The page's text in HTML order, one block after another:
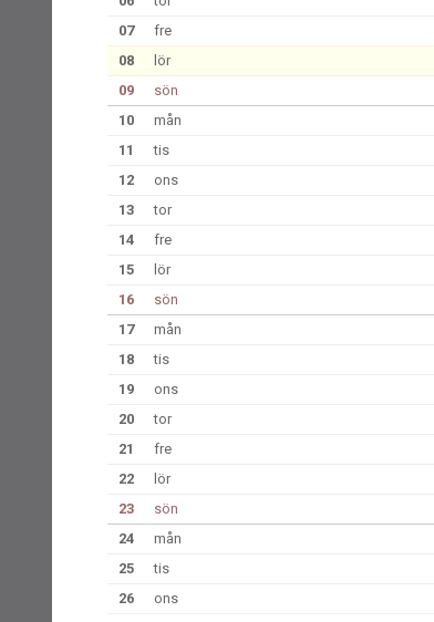
07
fre
08
lör
09
sön
10
mån
11
tis
12
ons
13
tor
14
fre
15
lör
16
sön
17
mån
18
tis
19
ons
20
tor
21
fre
22
lör
23
sön
24
mån
25
tis
26
ons